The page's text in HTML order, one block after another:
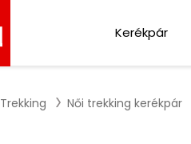
Kerékpár
Trekking Női trekking kerékpár